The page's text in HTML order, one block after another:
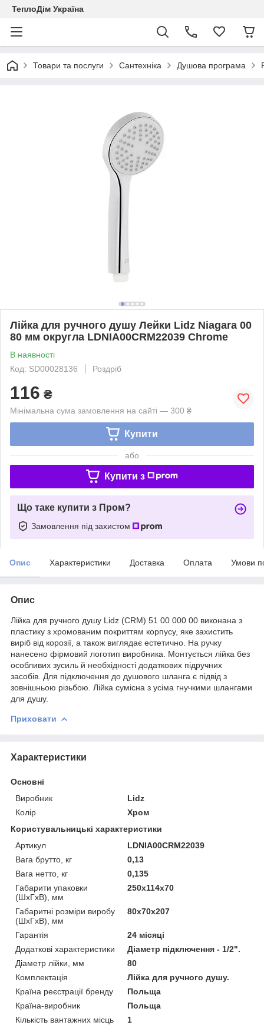
ТеплоДім Україна
Товари та послуги Сантехніка Душова програма
Лійка для ручного душу Лейки Lidz Niagara 00
80 мм округла LDNIA00CRM22039 Chrome
В наявності
Код: SD00028136
Роздріб
116 ₴
Мінімальна сума замовлення на сайті — 300 ₴
Купити
або
Купити з
Що таке купити з Пром?
Замовлення під захистом
Опис Характеристики Доставка Оплата Умови
Опис
Лійка для ручного душу Lidz (CRM) 51 00 000 00 виконана з
пластику з хромованим покриттям корпусу, яке захистить
виріб від корозії, а також виглядає естетично. На ручку
нанесено фірмовий логотип виробника. Монтується лійка без
особливих зусиль й необхідності додаткових підручних
засобів. Для підключення до душового шланга є підвід з
зовнішньою різьбою. Лійка сумісна з усіма гнучкими шлангами
для душу.
Приховати
Характеристики
Основні
Виробник
Lidz
Колір
Хром
Користувальницькі характеристики
Артикул
LDNIA00CRM22039
Вага брутто, кг
0,13
Вага нетто, кг
0,135
Габарити упаковки
(ШхГхВ), мм
250х114х70
Габаритні розміри виробу
(ШхГхВ), мм
80х70х207
Гарантія
24 місяці
Додаткові характеристики
Діаметр підключення - 1/2".
Діаметр лійки, мм
80
Комплектація
Лійка для ручного душу.
Країна реєстрації бренду
Польща
Країна-виробник
Польща
Кількість вантажних місць
1